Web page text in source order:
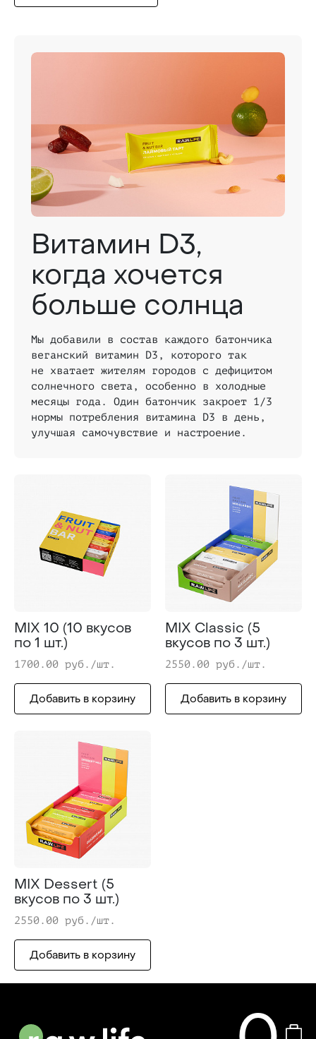
Витамин D3,
когда хочется
больше солнца
Мы добавили в состав каждого батончика
веганский витамин D3, которого так
не хватает жителям городов с дефицитом
солнечного света, особенно в холодные
месяцы года. Один батончик закроет 1/3
нормы потребления витамина D3 в день,
улучшая самочувствие и настроение.
MIX 10 (10 вкусов
по 1 шт.)
1700.00 руб./шт.
Добавить в корзину
MIX Classic (5
вкусов по 3 шт.)
2550.00 руб./шт.
Добавить в корзину
MIX Dessert (5
вкусов по 3 шт.)
2550.00 руб./шт.
Добавить в корзину